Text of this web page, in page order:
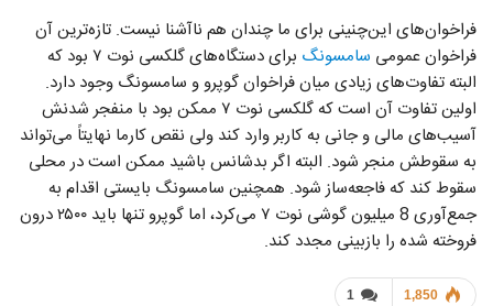
فراخوان‌های این‌چنینی برای ما چندان هم ناآشنا نیست. تازه‌ترین آن
فراخوان عمومی سامسونگ
برای دستگاه‌های گلکسی نوت ۷ بود که
البته تفاوت‌های زیادی میان فراخوان گوپرو و سامسونگ وجود دارد.
اولین تفاوت آن است که گلکسی نوت ۷ ممکن بود با منفجر شدنش
آسیب‌های مالی و جانی به کاربر وارد کند ولی نقص کارما نهایتاً می‌تواند
به سقوطش منجر شود. البته اگر بدشانس باشید ممکن است در محلی
سقوط کند که فاجعه‌ساز شود. همچنین سامسونگ بایستی اقدام به
جمع‌آوری 8 میلیون گوشی نوت ۷ می‌کرد، اما گوپرو تنها باید ۲۵۰۰ درون
فروخته شده را بازبینی مجدد کند.
1 1,850